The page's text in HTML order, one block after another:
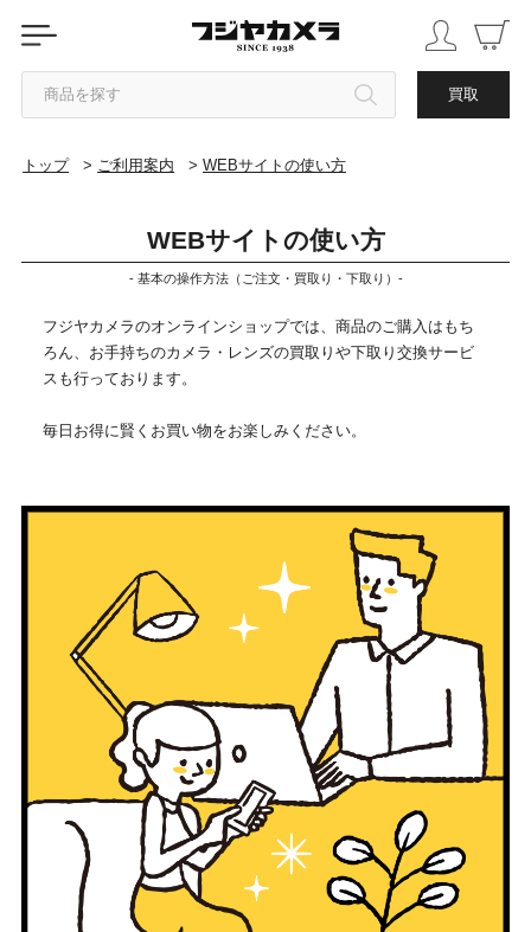
商品を探す 買取
カテゴリから探す
ブランドから探す
トップ > ご利用案内 >WEBサイトの使い方
WEBサイトの使い方
- 基本の操作方法（ご注文・買取り・下取り）-
フジヤカメラのオンラインショップでは、商品のご購入はもち
ろん、お手持ちのカメラ・レンズの買取りや下取り交換サービ
スも行っております。
毎日お得に賢くお買い物をお楽しみください。